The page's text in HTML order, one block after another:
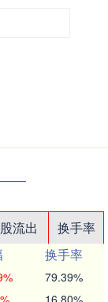
流出
换手率
换手率
79.39%